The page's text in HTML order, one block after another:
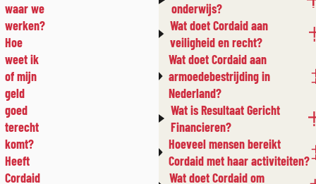
waar we
werken?
Hoe
weet ik
of mijn
geld
goed
terecht
komt?
Heeft
Cordaid
onderwijs?
Wat doet Cordaid aan
veiligheid en recht?
Wat doet Cordaid aan
armoedebestrijding in
Nederland?
Wat is Resultaat Gericht
Financieren?
Hoeveel mensen bereikt
Cordaid met haar activiteiten?
Wat doet Cordaid om